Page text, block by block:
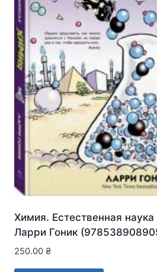
Химия. Естественная
Ларри Гоник
250.00 ₴